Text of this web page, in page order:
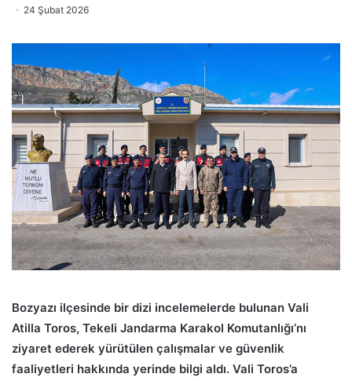
24 Şubat 2026
Bozyazı ilçesinde bir dizi incelemelerde bulunan Vali
Atilla Toros, Tekeli Jandarma Karakol Komutanlığı’nı
ziyaret ederek yürütülen çalışmalar ve güvenlik
faaliyetleri hakkında yerinde bilgi aldı. Vali Toros’a